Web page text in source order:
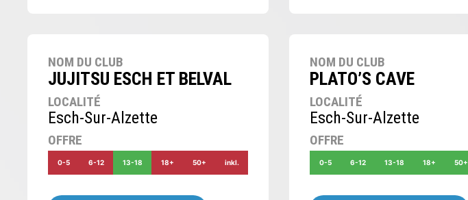
NOM DU CLUB
JUJITSU ESCH ET BELVAL
LOCALITÉ
Esch-Sur-Alzette
OFFRE
0-5 6-12 13-18 18+ 50+ inkl.
NOM DU CLUB
PLATO’S CAVE
LOCALITÉ
Esch-Sur-Alzette
OFFRE
0-5 6-12 13-18 18+ 50+